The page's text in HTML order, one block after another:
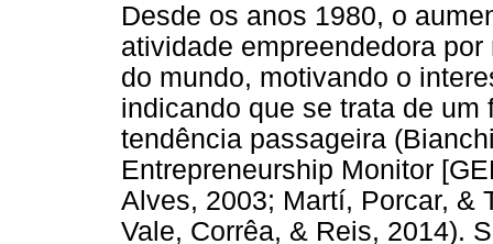
Desde os anos 1980, o
atividade empreendedora
do mundo, motivando o
indicando que se trata de
tendência passageira
Entrepreneurship Monitor
Alves, 2003; Martí, Porcar, &
Vale, Corrêa, & Reis, 2014).